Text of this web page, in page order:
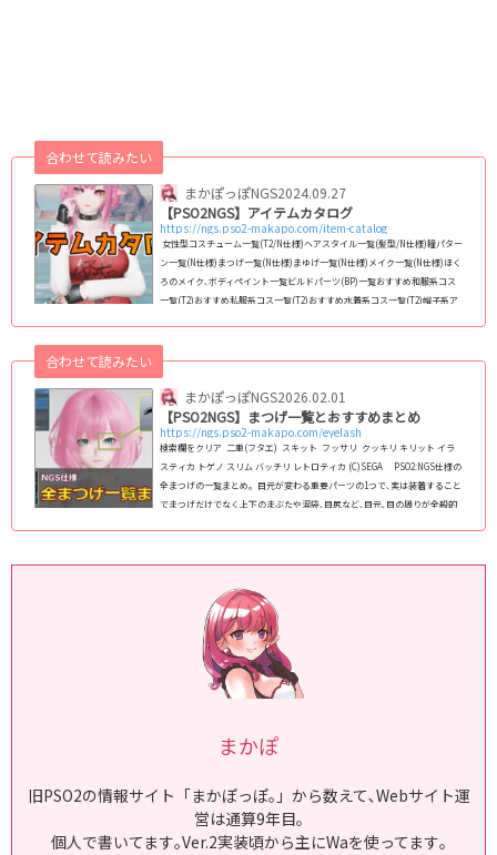
まかぽっぽNGS
合わせて読みたい
2024.09.27
【PSO2NGS】アイテムカタログ
https://ngs.pso2-makapo.com/item-catalog
女性型コスチューム一覧(T2/N仕様)ヘアスタイル一覧(髪型/N仕様)瞳パター
ン一覧(N仕様)まつげ一覧(N仕様)まゆげ一覧(N仕様)メイク一覧(N仕様)ほく
ろのメイク､ボディペイント一覧ビルドパーツ(BP)一覧おすすめ和服系コス
一覧(T2)おすすめ私服系コス一覧(T2)おすすめ水着系コス一覧(T2)帽子系ア
覧リボン(頭部)系ア...
まかぽっぽNGS
合わせて読みたい
2026.02.01
【PSO2NGS】まつげ一覧とおすすめまとめ
https://ngs.pso2-makapo.com/eyelash
検索欄をクリア 二重(フタエ) スキット フッサリ クッキリ キリット イラ
スティカ トゲノ スリム バッチリ レトロティカ (C)SEGA PSO2:NGS仕様の
全まつげの一覧まとめ｡ 目元が変わる重要パーツの1つで､実は装着すること
でまつげだけでなく上下のまぶたや涙袋､目尻など､目元､目の周りが全般的
まかぽ
旧PSO2の情報サイト「まかぽっぽ｡」から数えて､Webサイト運
営は通算9年目｡
個人で書いてます｡Ver.2実装頃から主にWaを使ってます｡